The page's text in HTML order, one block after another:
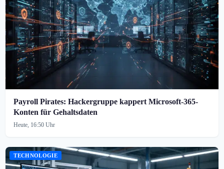
Payroll Pirates: Hackergruppe kappert Microsoft-365-
Konten für Gehaltsdaten
Heute, 16:50 Uhr
TECHNOLOGIE